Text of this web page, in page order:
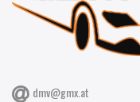
dmv@gmx.at